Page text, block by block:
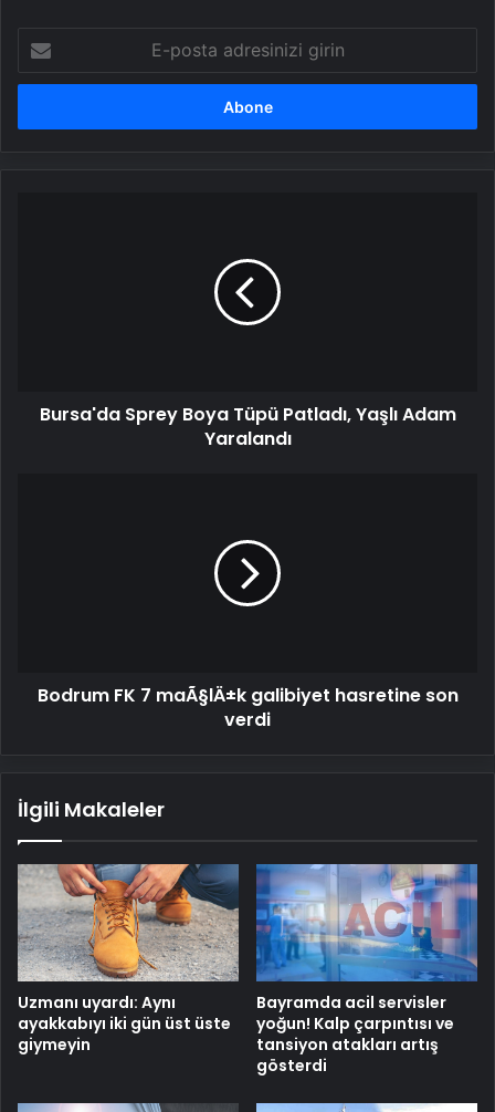
posta
adresinizi
Bursa'da Sprey Boya Tüpü Patladı, Yaşlı Adam
Yaralandı
Bodrum FK 7 maÃ§lÄ±k galibiyet hasretine son
verdi
İlgili Makaleler
Uzmanı uyardı: Aynı
ayakkabıyı iki gün üst üste
giymeyin
Bayramda acil servisler
yoğun! Kalp çarpıntısı ve
tansiyon atakları artış
gösterdi